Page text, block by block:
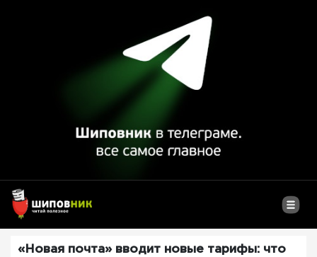
«Новая почта» вводит новые тарифы: что